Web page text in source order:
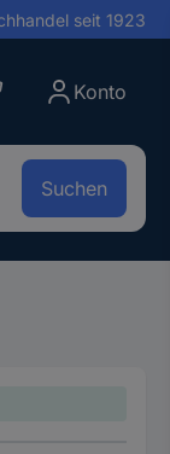
seit 1923
Konto
Suchen